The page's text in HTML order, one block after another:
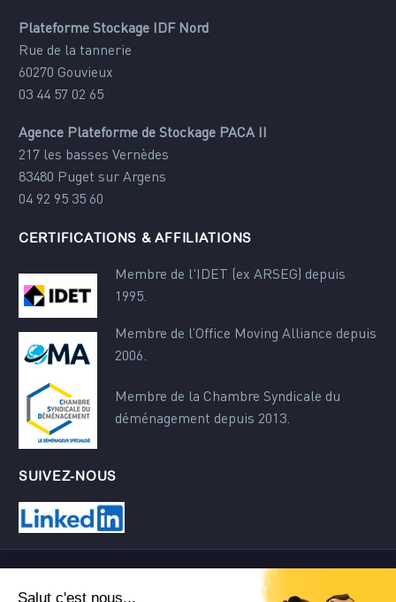
Plateforme Stockage IDF Nord
Rue de la tannerie
60270 Gouvieux
03 44 57 02 65
Agence Plateforme de Stockage PACA II
217 les basses Vernèdes
83480 Puget sur Argens
04 92 95 35 60
CERTIFICATIONS & AFFILIATIONS
Membre de l'IDET (ex ARSEG) depuis
1995.
Membre de l’Office Moving Alliance depuis
2006.
Membre de la Chambre Syndicale du
déménagement depuis 2013.
SUIVEZ-NOUS